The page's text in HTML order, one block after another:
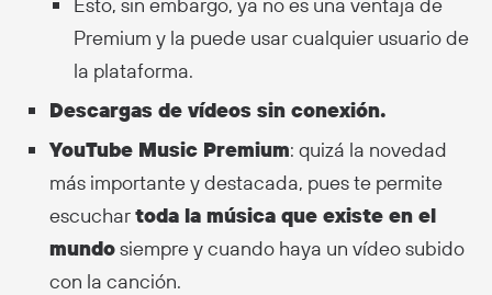
Premium y la puede usar cualquier usuario de
la plataforma.
Descargas de vídeos sin conexión.
YouTube Music Premium: quizá la novedad
más importante y destacada, pues te permite
escuchartoda la música que existe en el
mundosiempre y cuando haya un vídeo subido
con la canción.